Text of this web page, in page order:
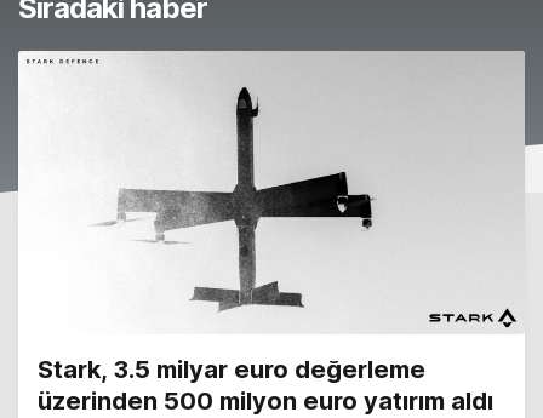
Sıradaki haber
Stark, 3.5 milyar euro değerleme
üzerinden 500 milyon euro yatırım aldı